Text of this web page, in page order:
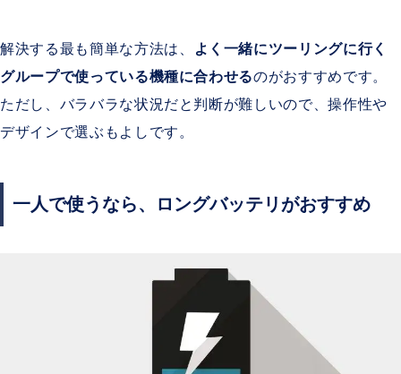
解決する最も簡単な方法は、
よく一緒にツーリングに行く
グループで使っている機種に合わせるのがおすすめです。
ただし、バラバラな状況だと判断が難しいので、操作性や
デザインで選ぶもよしです。
一人で使うなら、ロングバッテリがおすすめ